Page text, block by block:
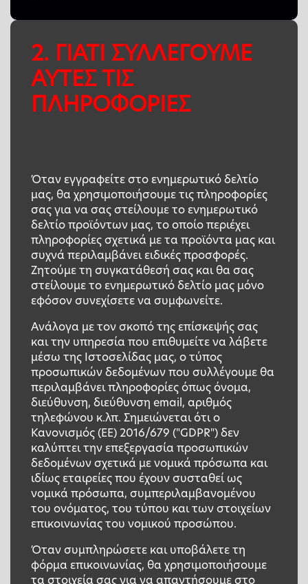
2. ΓΙΑΤΙ ΣΥΛΛΕΓΟΥΜΕ
ΑΥΤΕΣ ΤΙΣ
ΠΛΗΡΟΦΟΡΙΕΣ
Όταν εγγραφείτε στο ενημερωτικό δελτίο
μας, θα χρησιμοποιήσουμε τις πληροφορίες
σας για να σας στείλουμε το ενημερωτικό
δελτίο προϊόντων μας, το οποίο περιέχει
πληροφορίες σχετικά με τα προϊόντα μας και
συχνά περιλαμβάνει ειδικές προσφορές.
Ζητούμε τη συγκατάθεσή σας και θα σας
στείλουμε το ενημερωτικό δελτίο μας μόνο
εφόσον συνεχίσετε να συμφωνείτε.
Ανάλογα με τον σκοπό της επίσκεψής σας
και την υπηρεσία που επιθυμείτε να λάβετε
μέσω της Ιστοσελίδας μας, ο τύπος
προσωπικών δεδομένων που συλλέγουμε θα
περιλαμβάνει πληροφορίες όπως όνομα,
διεύθυνση, διεύθυνση email, αριθμός
τηλεφώνου κ.λπ. Σημειώνεται ότι ο
Κανονισμός (ΕΕ) 2016/679 ("GDPR") δεν
καλύπτει την επεξεργασία προσωπικών
δεδομένων σχετικά με νομικά πρόσωπα και
ιδίως εταιρείες που έχουν συσταθεί ως
νομικά πρόσωπα, συμπεριλαμβανομένου
του ονόματος, του τύπου και των στοιχείων
επικοινωνίας του νομικού προσώπου.
Όταν συμπληρώσετε και υποβάλετε τη
φόρμα επικοινωνίας, θα χρησιμοποιήσουμε
τα στοιχεία σας για να απαντήσουμε στο